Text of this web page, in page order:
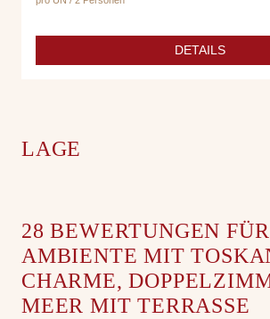
DETAILS
LAGE
28 BEWERTUNGEN
AMBIENTE MIT
CHARME,
MEER MIT TERRASSE